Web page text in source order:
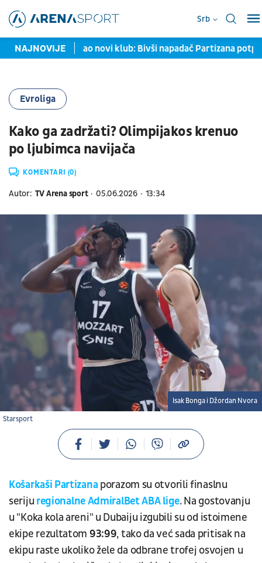
Srb
NAJNOVIJE
pronašao novi klub: Bivši napadač Partizana potpisao
Evroliga
Kako ga zadržati? Olimpijakos krenuo
po ljubimca navijača
KOMENTARI (0)
Autor: TV Arena sport 05.06.2026 13:34
Starsport
Isak Bonga i Džordan Nvora
Košarkaši Partizanaporazom su otvorili finaslnu
seriju regionalne AdmiralBet ABA lige. Na gostovanju
u "Koka kola areni" u Dubaiju izgubili su od istoimene
ekipe rezultatom 93:99, tako da već sada pritisak na
ekipu raste ukoliko žele da odbrane trofej osvojen u